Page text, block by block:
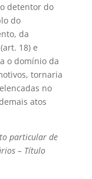
detentor do
do
da
18) e
o domínio da
tornaria
no
atos
particular de
– Título